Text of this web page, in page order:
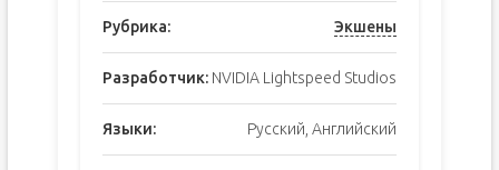
Рубрика: Экшены
Разработчик: NVIDIA Lightspeed Studios
Языки: Русский, Английский